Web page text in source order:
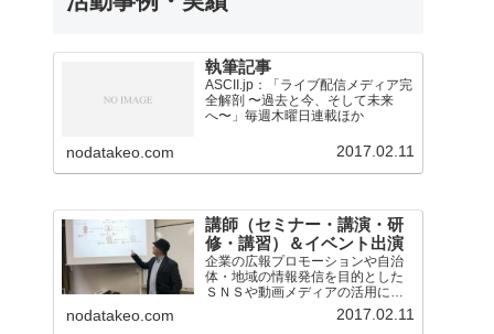
執筆記事
ASCII.jp：「ライブ配信メディア完
全解剖 〜過去と今、そして未来
へ〜」毎週木曜日連載ほか
nodatakeo.com 2017.02.11
講師（セミナー・講演・研
修・講習）＆イベント出演
企業の広報プロモーションや自治
体・地域の情報発信を目的とした
ＳＮＳや動画メディアの活用に関
するセミナー・講演・研修・講習
nodatakeo.com 2017.02.11